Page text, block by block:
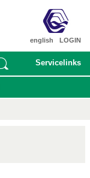
LOGIN
english
Servicelinks